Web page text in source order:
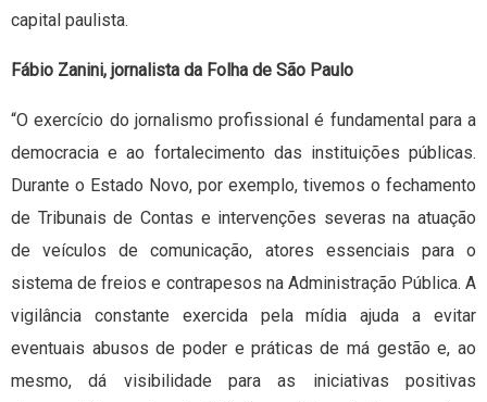
capital paulista.
Fábio Zanini, jornalista da Folha de São Paulo
“O exercício do jornalismo profissional é fundamental para a
democracia e ao fortalecimento das instituições públicas.
Durante o Estado Novo, por exemplo, tivemos o fechamento
de Tribunais de Contas e intervenções severas na atuação
de veículos de comunicação, atores essenciais para o
sistema de freios e contrapesos na Administração Pública. A
vigilância constante exercida pela mídia ajuda a evitar
eventuais abusos de poder e práticas de má gestão e, ao
mesmo, dá visibilidade para as iniciativas positivas